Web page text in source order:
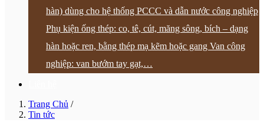
hàn) dùng cho hệ thống PCCC và dẫn nước công nghiệp
Phụ kiện ống thép: co, tê, cút, măng sông, bích – dạng
hàn hoặc ren, bằng thép mạ kẽm hoặc gang Van công
nghiệp: van bướm tay gạt,…
Trang Chủ /
Tin tức